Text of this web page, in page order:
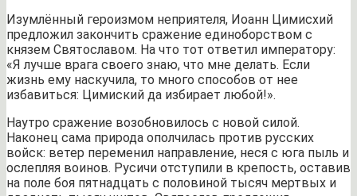
Изумлённый героизмом неприятеля, Иоанн Цимисхий
предложил закончить сражение единоборством с
князем Святославом. На что тот ответил императору:
«Я лучше врага своего знаю, что мне делать. Если
жизнь ему наскучила, то много способов от нее
избавиться: Цимиский да избирает любой!».
Наутро сражение возобновилось с новой силой.
Наконец сама природа ополчилась против русских
войск: ветер переменил направление, неся с юга пыль и
ослепляя воинов. Русичи отступили в крепость, оставив
на поле боя пятнадцать с половиной тысяч мертвых и